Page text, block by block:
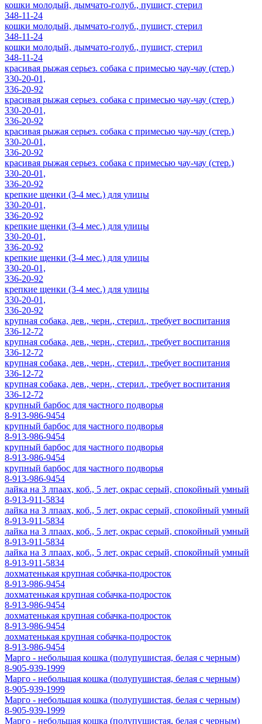
кошки молодый, дымчато-голуб., пушист, стерил
348-11-24
кошки молодый, дымчато-голуб., пушист, стерил
348-11-24
кошки молодый, дымчато-голуб., пушист, стерил
348-11-24
красивая рыжая серьез. собака с примесью чау-чау (стер.)
330-20-01,
336-20-92
красивая рыжая серьез. собака с примесью чау-чау (стер.)
330-20-01,
336-20-92
красивая рыжая серьез. собака с примесью чау-чау (стер.)
330-20-01,
336-20-92
красивая рыжая серьез. собака с примесью чау-чау (стер.)
330-20-01,
336-20-92
крепкие щенки (3-4 мес.) для улицы
330-20-01,
336-20-92
крепкие щенки (3-4 мес.) для улицы
330-20-01,
336-20-92
крепкие щенки (3-4 мес.) для улицы
330-20-01,
336-20-92
крепкие щенки (3-4 мес.) для улицы
330-20-01,
336-20-92
крупная собака, дев., черн., стерил., требует воспитания
336-12-72
крупная собака, дев., черн., стерил., требует воспитания
336-12-72
крупная собака, дев., черн., стерил., требует воспитания
336-12-72
крупная собака, дев., черн., стерил., требует воспитания
336-12-72
крупный барбос для частного подворья
8-913-986-9454
крупный барбос для частного подворья
8-913-986-9454
крупный барбос для частного подворья
8-913-986-9454
крупный барбос для частного подворья
8-913-986-9454
лайка на 3 лпаах, коб., 5 лет, окрас серый, спокойный умный
8-913-911-5834
лайка на 3 лпаах, коб., 5 лет, окрас серый, спокойный умный
8-913-911-5834
лайка на 3 лпаах, коб., 5 лет, окрас серый, спокойный умный
8-913-911-5834
лайка на 3 лпаах, коб., 5 лет, окрас серый, спокойный умный
8-913-911-5834
лохматенькая крупная собачка-подросток
8-913-986-9454
лохматенькая крупная собачка-подросток
8-913-986-9454
лохматенькая крупная собачка-подросток
8-913-986-9454
лохматенькая крупная собачка-подросток
8-913-986-9454
Марго - небольшая кошка (полупушистая, белая с черным)
8-905-939-1999
Марго - небольшая кошка (полупушистая, белая с черным)
8-905-939-1999
Марго - небольшая кошка (полупушистая, белая с черным)
8-905-939-1999
Марго - небольшая кошка (полупушистая, белая с черным)